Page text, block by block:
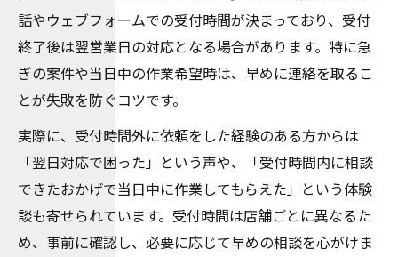
話やウェブフォームでの受付時間が決まっており、受付
終了後は翌営業日の対応となる場合があります。特に急
ぎの案件や当日中の作業希望時は、早めに連絡を取るこ
とが失敗を防ぐコツです。
実際に、受付時間外に依頼をした経験のある方からは
「翌日対応で困った」という声や、「受付時間内に相談
できたおかげで当日中に作業してもらえた」という体験
談も寄せられています。受付時間は店舗ごとに異なるた
め、事前に確認し、必要に応じて早めの相談を心がけま